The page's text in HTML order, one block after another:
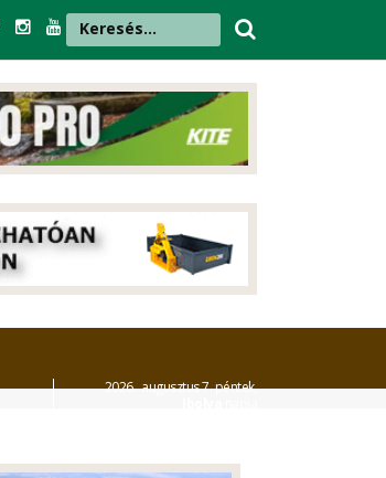
2026. augusztus 7. péntek,